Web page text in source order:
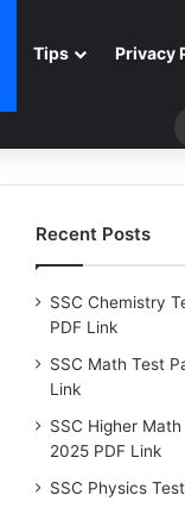
Tips Privacy
Recent Posts
SSC Chemistry
PDF Link
SSC Math Test
Link
SSC Higher
2025 PDF Link
SSC Physics